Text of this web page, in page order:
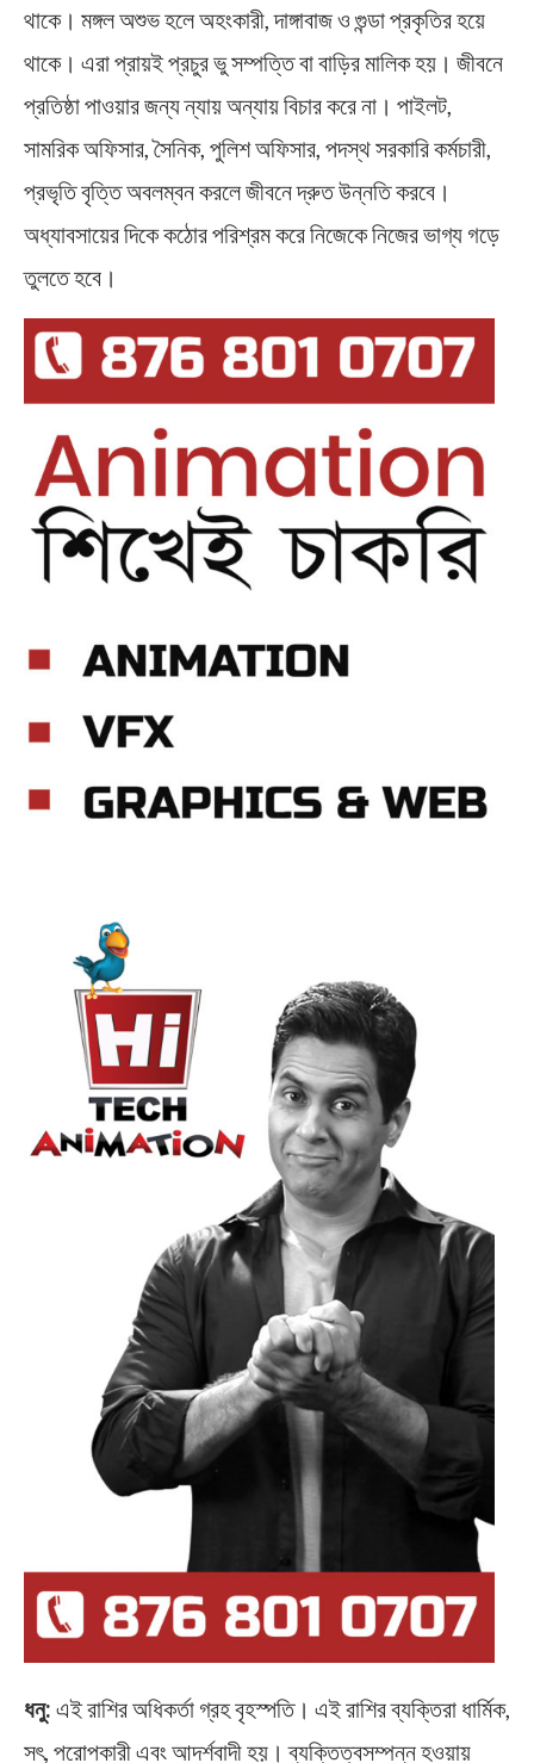
থাকে। মঙ্গল অশুভ হলে অহংকারী, দাঙ্গাবাজ ও গুন্ডা প্রকৃতির হয়ে
থাকে। এরা প্রায়ই প্রচুর ভু সম্পত্তি বা বাড়ির মালিক হয়। জীবনে
প্রতিষ্ঠা পাওয়ার জন্য ন্যায় অন্যায় বিচার করে না। পাইলট,
সামরিক অফিসার, সৈনিক, পুলিশ অফিসার, পদস্থ সরকারি কর্মচারী,
প্রভৃতি বৃত্তি অবলম্বন করলে জীবনে দ্রুত উন্নতি করবে।
অধ্যাবসায়ের দিকে কঠোর পরিশ্রম করে নিজেকে নিজের ভাগ্য গড়ে
তুলতে হবে।
ধনু: এই রাশির অধিকর্তা গ্রহ বৃহস্পতি। এই রাশির ব্যক্তিরা ধার্মিক,
সৎ, পরোপকারী এবং আদর্শবাদী হয়। ব্যক্তিত্বসম্পন্ন হওয়ায়